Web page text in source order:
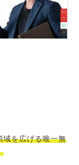
域を広げる唯一無